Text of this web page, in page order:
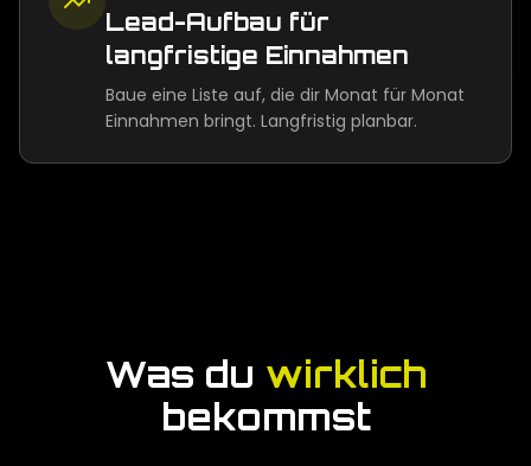
Lead-Aufbau für
langfristige Einnahmen
Baue eine Liste auf, die dir Monat für Monat
Einnahmen bringt. Langfristig planbar.
Was du wirklich
bekommst